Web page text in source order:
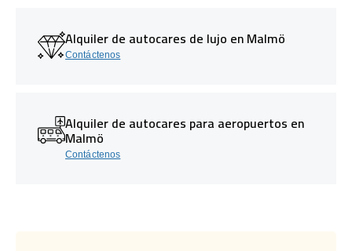
Alquiler de autocares de lujo en Malmö
Contáctenos
Alquiler de autocares para aeropuertos en
Malmö
Contáctenos